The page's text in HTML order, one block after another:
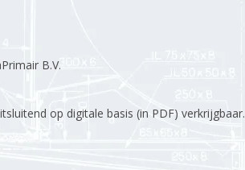
B.V.
op digitale basis (in PDF) verkrijgbaar.